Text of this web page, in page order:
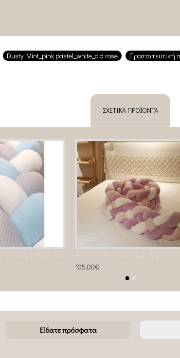
Dusty Mint_pink pastel_white_old rose Προστατευτική
ΣΧΕΤΙΚΆ ΠΡΟΪΌΝΤΑ
105,00€
Είδατε πρόσφατα